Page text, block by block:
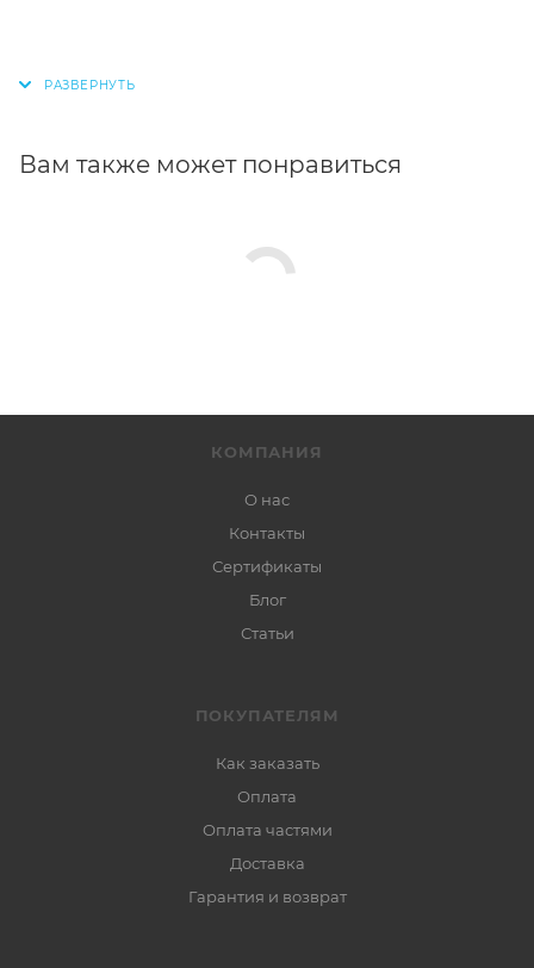
Вам также может понравиться
КОМПАНИЯ
О нас
Контакты
Сертификаты
Блог
Статьи
ПОКУПАТЕЛЯМ
Как заказать
Оплата
Оплата частями
Доставка
Гарантия и возврат